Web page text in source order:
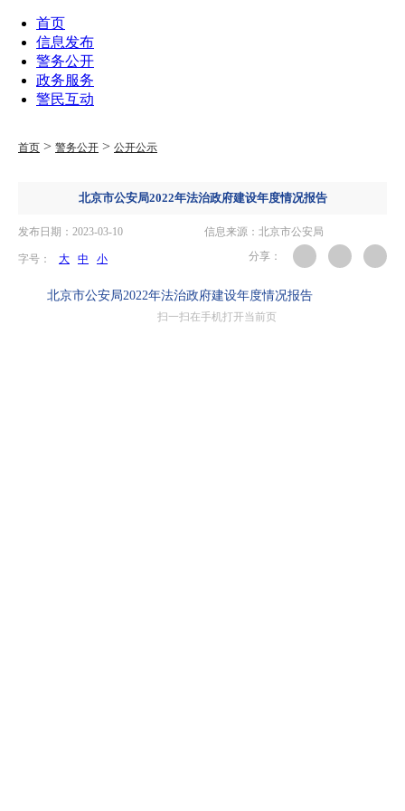
首页
信息发布
警务公开
政务服务
警民互动
首页 > 警务公开 > 公开公示
北京市公安局2022年法治政府建设年度情况报告
发布日期：2023-03-10 信息来源：北京市公安局
字号： 大 中 小 分享：
北京市公安局2022年法治政府建设年度情况报告
扫一扫在手机打开当前页